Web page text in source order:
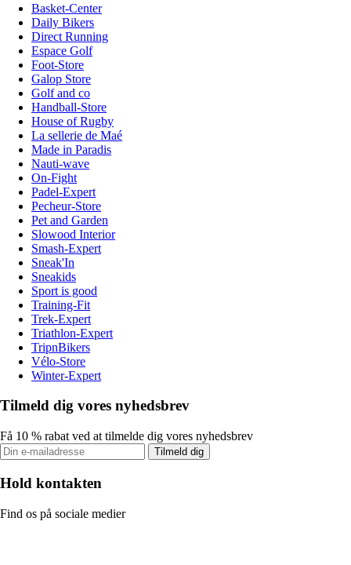
Basket-Center
Daily Bikers
Direct Running
Espace Golf
Foot-Store
Galop Store
Golf and co
Handball-Store
House of Rugby
La sellerie de Maé
Made in Paradis
Nauti-wave
On-Fight
Padel-Expert
Pecheur-Store
Pet and Garden
Slowood Interior
Smash-Expert
Sneak'In
Sneakids
Sport is good
Training-Fit
Trek-Expert
Triathlon-Expert
TripnBikers
Vélo-Store
Winter-Expert
Tilmeld dig vores nyhedsbrev
Få 10 % rabat ved at tilmelde dig vores nyhedsbrev
Tilmeld dig
Hold kontakten
Find os på sociale medier